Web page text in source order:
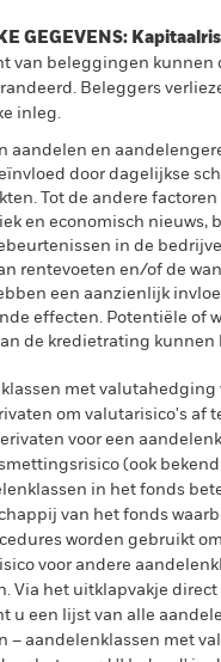
GEGEVENS:
van beleggingen kunnen
Beleggers
inleg.
aandelen en
door dagelijkse
Tot de andere
en economisch nieuws,
in de
rentevoeten en/of de
een aanzienlijk
effecten. Potentiële of
de kredietrating kunnen
met valutahedging
om valutarisico's af
voor een
(ook
in het fonds
van het fonds
worden gebruikt
voor andere
Via het uitklapvakje direct
u een lijst van alle
– aandelenklassen met